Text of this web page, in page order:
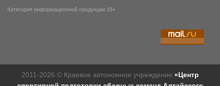
Категория информационной продукции 18+
2011-2026 © Краевое автономное учреждение «Центр